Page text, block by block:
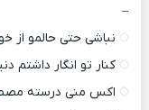
–
نباشی حتی حالمو از
کنار تو انگار داشتم
اکس منی درسته